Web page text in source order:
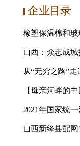
企业目录
从“无穷之路”
山西新绛县配